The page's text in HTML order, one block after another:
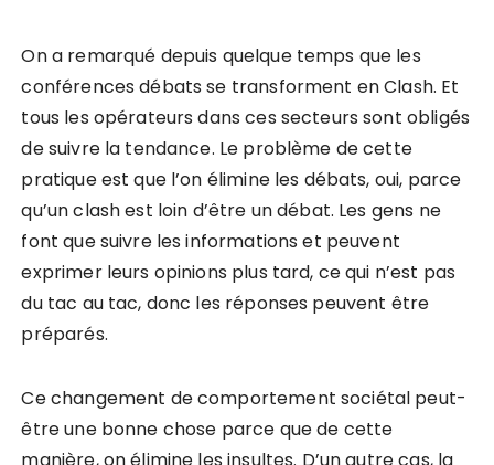
On a remarqué depuis quelque temps que les
conférences débats se transforment en Clash. Et
tous les opérateurs dans ces secteurs sont obligés
de suivre la tendance. Le problème de cette
pratique est que l’on élimine les débats, oui, parce
qu’un clash est loin d’être un débat. Les gens ne
font que suivre les informations et peuvent
exprimer leurs opinions plus tard, ce qui n’est pas
du tac au tac, donc les réponses peuvent être
préparés.
Ce changement de comportement sociétal peut-
être une bonne chose parce que de cette
manière, on élimine les insultes. D’un autre cas, la